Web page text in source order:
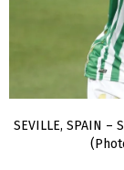
SEVILLE, SPAIN –